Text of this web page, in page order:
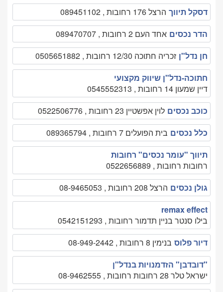
דסקל תיווך הרצל 176 רחובות , 089451102
הדר נכסים אחד העם 2 רחובות , 089470707
חן נדל"ן זכריה חתוכה 12/30 רחובות , 0505651882
חתוכה-נדל"ן שיווק מקצועי
דיין שמעון 14 רחובות , 0545552313
כוכב נכסים לוין אפשטיין 23 רחובות , 0522506776
כלל נכסים בית הפועלים 7 רחובות , 089365794
תיווך "עומר נכסים" רחובות
רחובות רחובות , 0522656889
גולן נכסים הרצל 208 רחובות , 08-9465053
remax effect
בילו סנטר בניין תדמור רחובות , 0542151293
דיור פלוס בנימין 8 רחובות , 08-949-2442
"דובדבן" הזדמנויות בנדל"ן
ישראל טלר 28 רחובות רחובות , 08-9462555